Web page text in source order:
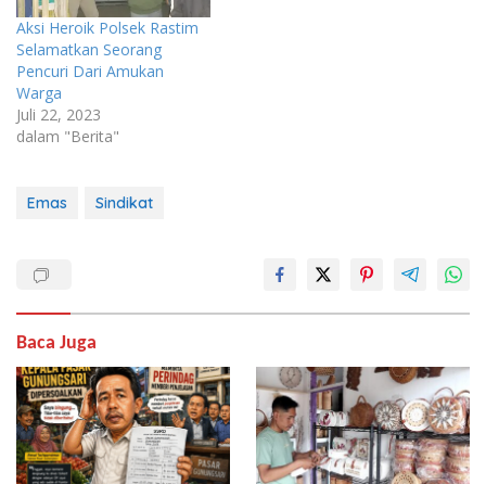
Aksi Heroik Polsek Rastim
Selamatkan Seorang
Pencuri Dari Amukan
Warga
Juli 22, 2023
dalam "Berita"
Emas Sindikat
Baca Juga